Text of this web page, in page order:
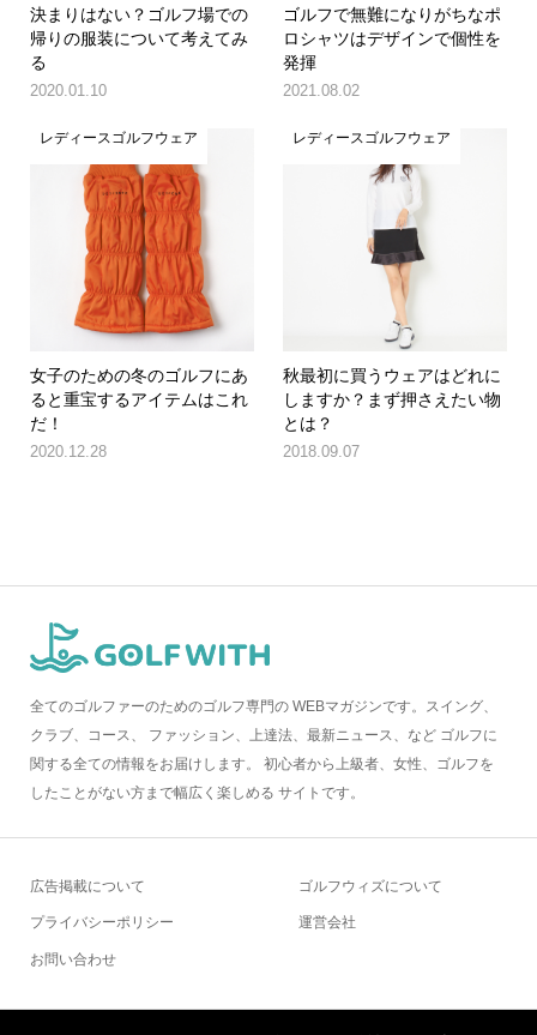
決まりはない？ゴルフ場での
帰りの服装について考えてみ
る
2020.01.10
ゴルフで無難になりがちなポ
ロシャツはデザインで個性を
発揮
2021.08.02
レディースゴルフウェア
女子のための冬のゴルフにあ
ると重宝するアイテムはこれ
だ！
2020.12.28
レディースゴルフウェア
秋最初に買うウェアはどれに
しますか？まず押さえたい物
とは？
2018.09.07
全てのゴルファーのためのゴルフ専門の WEBマガジンです。スイング、
クラブ、コース、 ファッション、上達法、最新ニュース、など ゴルフに
関する全ての情報をお届けします。 初心者から上級者、女性、ゴルフを
したことがない方まで幅広く楽しめる サイトです。
広告掲載について
プライバシーポリシー
お問い合わせ
ゴルフウィズについて
運営会社